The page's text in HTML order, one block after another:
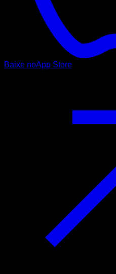
Baixe noApp Store